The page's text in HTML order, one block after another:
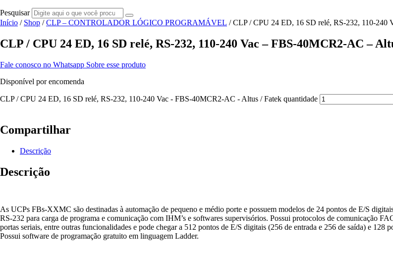
Pesquisar
Início / Shop /CLP – CONTROLADOR LÓGICO PROGRAMÁVEL / CLP / CPU 24 ED, 16 SD relé, RS-232, 110-240
CLP / CPU 24 ED, 16 SD relé, RS-232, 110-240 Vac – FBS-40MCR2-AC –
Fale conosco no Whatsapp Sobre esse produto
Disponível por encomenda
CLP / CPU 24 ED, 16 SD relé, RS-232, 110-240 Vac - FBS-40MCR2-AC - Altus / Fatek quantidade
Compartilhar
Descrição
Descrição
As UCPs FBs-XXMC são destinadas à automação de pequeno e médio porte e possuem modelos de 24 pontos de E/S
RS-232 para carga de programa e comunicação com IHM’s e softwares supervisórios. Possui protocolos de
portas seriais, entre outras funcionalidades e pode chegar a 512 pontos de E/S digitais (256 de entrada e 256 de saída) e 128
Possui software de programação gratuito em linguagem Ladder.